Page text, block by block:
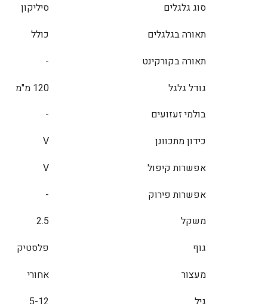
סוג גלגלים
סיליקון
תאורה בגלגלים
כולל
תאורה בקורקינט
-
גודל גלגל
120 מ"מ
בולמי זעזועים
-
כידון מתכוונן
V
אפשרות קיפול
V
אפשרות פירוק
-
משקל
2.5
גוף
פלסטיק
מעצור
אחורי